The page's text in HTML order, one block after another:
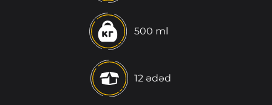
500 ml
12 ədəd